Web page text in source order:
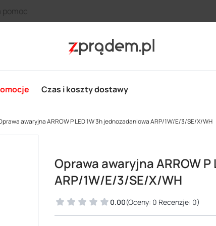
pomoc
Czas i koszty dostawy
awaryjna ARROW P LED 1W 3h jednozadaniowa ARP/1W/E/3/SE/X/WH
Oprawa awaryjna ARROW
ARP/1W/E/3/SE/X/WH
0.00(Oceny: 0 Recenzje: 0)